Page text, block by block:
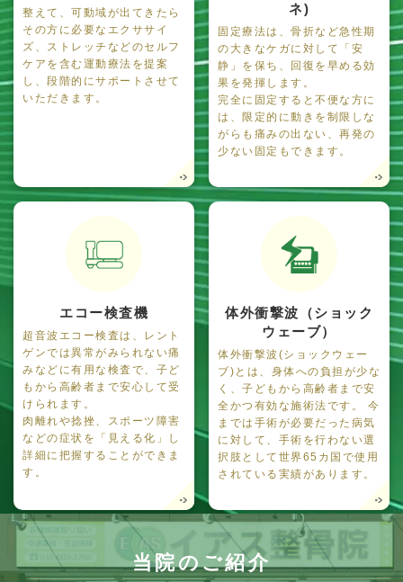
整えて、可動域が出てきたら
その方に必要なエクササイ
ズ、ストレッチなどのセルフ
ケアを含む運動療法を提案
し、段階的にサポートさせて
いただきます。
ネ)
固定療法は、骨折など急性期
の大きなケガに対して「安
静」を保ち、回復を早める効
果を発揮します。
完全に固定すると不便な方に
は、限定的に動きを制限しな
がらも痛みの出ない、再発の
少ない固定もできます。
エコー検査機
超音波エコー検査は、レント
ゲンでは異常がみられない痛
みなどに有用な検査で、子ど
もから高齢者まで安心して受
けられます。
肉離れや捻挫、スポーツ障害
などの症状を「見える化」し
詳細に把握することができま
す。
体外衝撃波（ショック
ウェーブ）
体外衝撃波(ショックウェー
ブ)とは、身体への負担が少な
く、子どもから高齢者まで安
全かつ有効な施術法です。 今
までは手術が必要だった病気
に対して、手術を行わない選
択肢として世界65カ国で使用
されている実績があります。
当院のご紹介